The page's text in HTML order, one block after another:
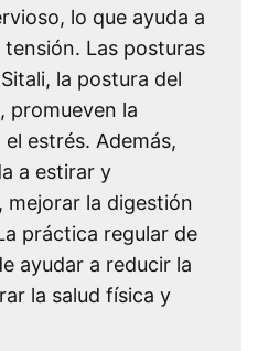
lo que ayuda a
Las posturas
la postura del
promueven la
estrés. Además,
a estirar y
la digestión
práctica regular de
ayudar a reducir la
la salud física y